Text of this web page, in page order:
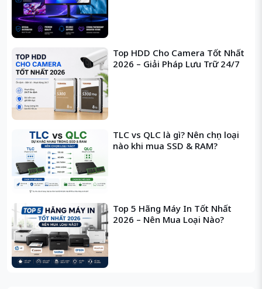
Tập lệnh
AVX2 / Advanced Vector Extensions
2.0
BMI / BMI1 + BMI2 / Bit
Manipulation instructions
F16C / 16-bit Floating-Point
conversion instructions
FMA3 / 3-operand Fused Multiply-
Add instructions
EM64T / Extended Memory 64
technology / Intel 64
NX / XD / Execute disable bit
HT / Hyper-Threading technology
VT-x / Virtualization technology
I/O
TBT 2.0 / Turbo Boost technology
2.0
TXT / Trusted Execution technology
TSX / Transactional
Top HDD Cho Camera Tốt Nhất
2026 – Giải Pháp Lưu Trữ 24/7
TLC vs QLC là gì? Nên chọn loại
nào khi mua SSD & RAM?
Top 5 Hãng Máy In Tốt Nhất
2026 – Nên Mua Loại Nào?